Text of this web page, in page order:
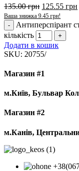
135.00грн 125.55 грн
Ваша знижка 9.45 грн!
Антиперспірант
кількість
Додати в кошик
SKU: 20755/
Магазин #1
м.Київ, Бульвар
Магазин #2
м.Канів,